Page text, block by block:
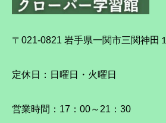
〒021-0821 岩手県一関市三関神田
定休日：日曜日・火曜日
営業時間：17：00～21：30